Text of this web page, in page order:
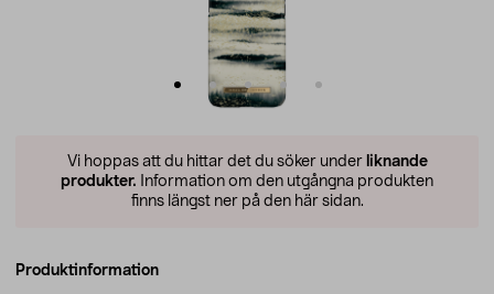
Vi hoppas att du hittar det du söker under liknande
produkter. Information om den utgångna produkten
finns längst ner på den här sidan.
Produktinformation